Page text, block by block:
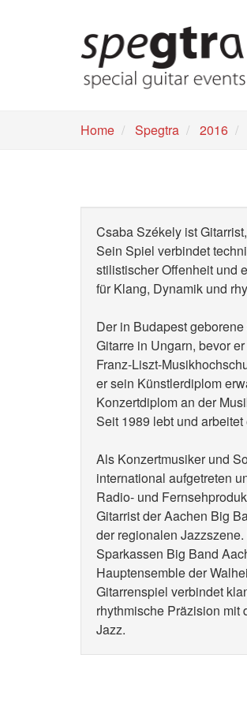
Home Spegtra 2016
Csaba Székely ist
Sein Spiel verbindet
stilistischer Offenheit und
für Klang, Dynamik und
Der in Budapest
Gitarre in Ungarn, bevor
Franz-Liszt-
er sein Künstlerdiplom
Konzertdiplom an der
Seit 1989 lebt und
Als Konzertmusiker und
international aufgetreten
Radio- und
Gitarrist der Aachen Big
der regionalen
Sparkassen Big Band
Hauptensemble der
Gitarrenspiel verbindet
rhythmische Präzision mit
Jazz.